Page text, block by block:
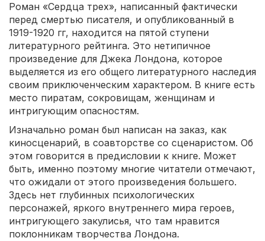
Роман «Сердца трех», написанный фактически
перед смертью писателя, и опубликованный в
1919-1920 гг, находится на пятой ступени
литературного рейтинга. Это нетипичное
произведение для Джека Лондона, которое
выделяется из его общего литературного наследия
своим приключенческим характером. В книге есть
место пиратам, сокровищам, женщинам и
интригующим опасностям.
Изначально роман был написан на заказ, как
киносценарий, в соавторстве со сценаристом. Об
этом говорится в предисловии к книге. Может
быть, именно поэтому многие читатели отмечают,
что ожидали от этого произведения большего.
Здесь нет глубинных психологических
персонажей, яркого внутреннего мира героев,
интригующего закулисья, что там нравится
поклонникам творчества Лондона.